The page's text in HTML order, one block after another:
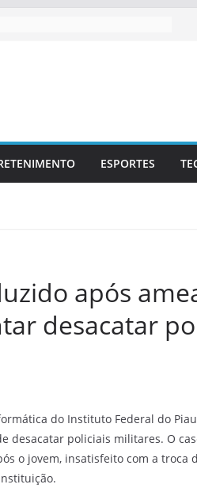
ESPORTES
após
desacatar
do Instituto Federal do
desacatar policiais militares. O
o jovem, insatisfeito com a troca